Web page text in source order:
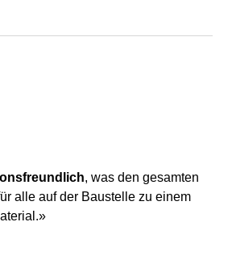
, was den gesamten
alle auf der Baustelle zu einem